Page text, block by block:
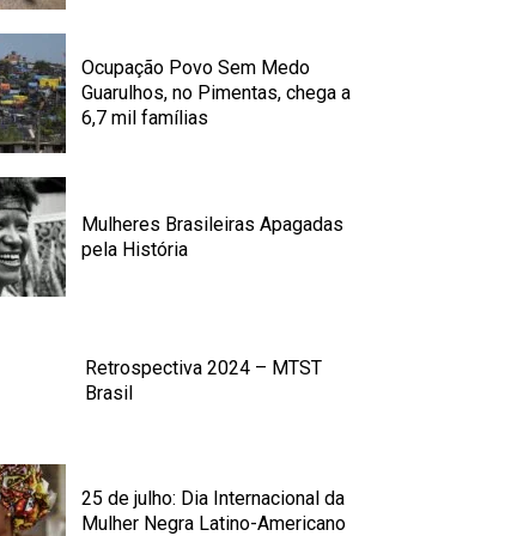
Ocupação Povo Sem Medo
Guarulhos, no Pimentas, chega a
6,7 mil famílias
Mulheres Brasileiras Apagadas
pela História
Retrospectiva 2024 – MTST
Brasil
25 de julho: Dia Internacional da
Mulher Negra Latino-Americano